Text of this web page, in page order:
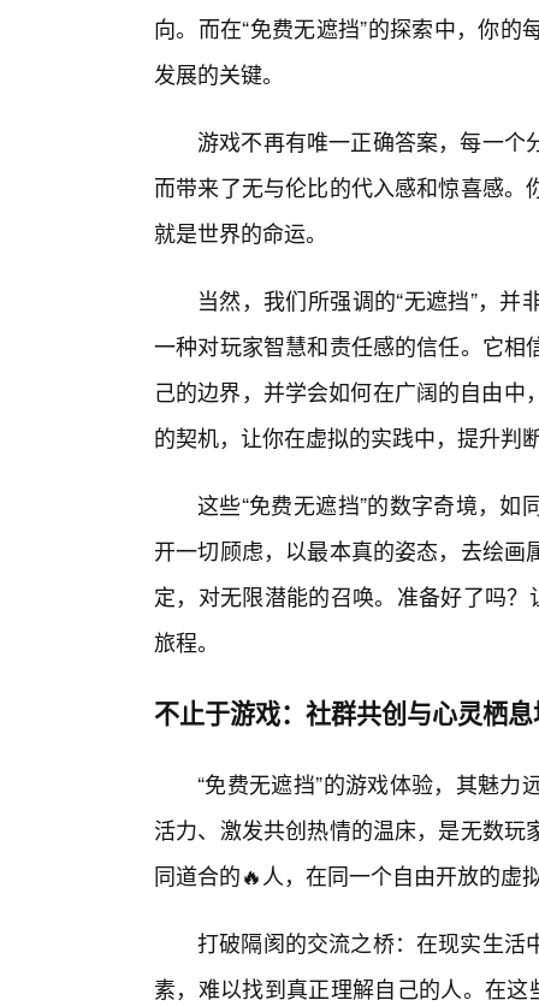
向。而在“免费无遮挡”的探索中，你
发展的关键。
游戏不再有唯一正确答案，每一个
而带来了无与伦比的代入感和惊喜感
就是世界的命运。
当然，我们所强调的“无遮挡”，
一种对玩家智慧和责任感的信任。它
己的边界，并学会如何在广阔的自由
的契机，让你在虚拟的实践中，提升判
这些“免费无遮挡”的数字奇境，
开一切顾虑，以最本真的姿态，去绘
定，对无限潜能的召唤。准备好了吗
旅程。
不止于游戏：社群共创与心灵栖
“免费无遮挡”的游戏体验，其魅
活力、激发共创热情的温床，是无数
同道合的🔥人，在同一个自由开放的虚
打破隔阂的交流之桥：在现实生活
素，难以找到真正理解自己的人。在